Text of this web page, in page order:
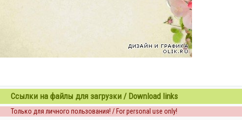
Ссылки на файлы для загрузки / Download links
Только для личного пользования! / For personal use only!